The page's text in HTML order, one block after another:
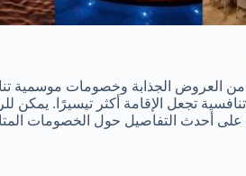
من العروض الجذابة وخصومات موسمية
تجعل الإقامة أكثر تيسيرًا. يمكن
على أحدث التفاصيل حول الخصومات